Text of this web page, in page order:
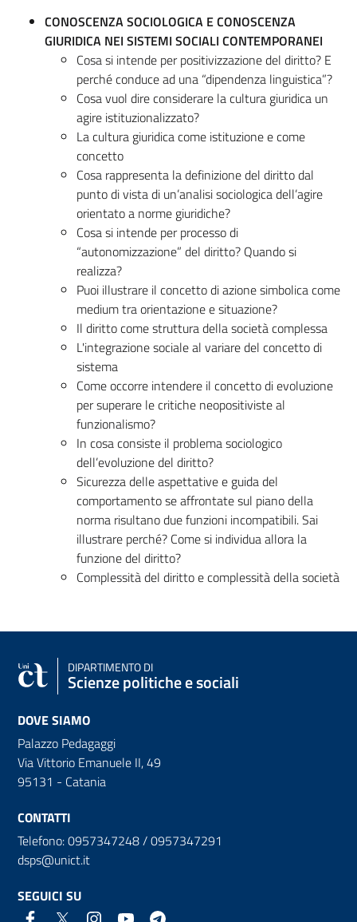
CONOSCENZA SOCIOLOGICA E CONOSCENZA
GIURIDICA NEI SISTEMI SOCIALI CONTEMPORANEI
Cosa si intende per positivizzazione del diritto? E
perché conduce ad una “dipendenza linguistica”?
Cosa vuol dire considerare la cultura giuridica un
agire istituzionalizzato?
La cultura giuridica come istituzione e come
concetto
Cosa rappresenta la definizione del diritto dal
punto di vista di un’analisi sociologica dell’agire
orientato a norme giuridiche?
Cosa si intende per processo di
“autonomizzazione” del diritto? Quando si
realizza?
Puoi illustrare il concetto di azione simbolica come
medium tra orientazione e situazione?
Il diritto come struttura della società complessa
L'integrazione sociale al variare del concetto di
sistema
Come occorre intendere il concetto di evoluzione
per superare le critiche neopositiviste al
funzionalismo?
In cosa consiste il problema sociologico
dell’evoluzione del diritto?
Sicurezza delle aspettative e guida del
comportamento se affrontate sul piano della
norma risultano due funzioni incompatibili. Sai
illustrare perché? Come si individua allora la
funzione del diritto?
Complessità del diritto e complessità della società
DIPARTIMENTO DI
Scienze politiche e sociali
DOVE SIAMO
Palazzo Pedagaggi
Via Vittorio Emanuele II, 49
95131 - Catania
CONTATTI
Telefono: 0957347248 / 0957347291
dsps@unict.it
SEGUICI SU